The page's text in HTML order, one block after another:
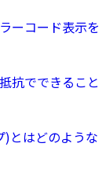
ーコード表示を
抗でできること
)とはどのような